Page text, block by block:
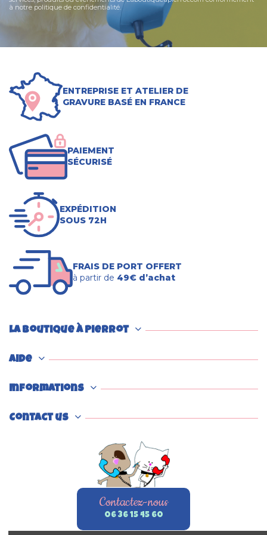
à notre politique de confidentialité.
ENTREPRISE ET ATELIER DE
GRAVURE BASÉ EN FRANCE
PAIEMENT
SÉCURISÉ
EXPÉDITION
SOUS 72H
FRAIS DE PORT OFFERT
à partir de 49€ d’achat
La boutique à Pierrot
Aide
Informations
Contact us
Contactez-nous
06 36 15 45 60